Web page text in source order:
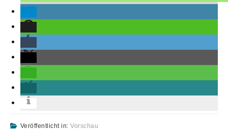
Veröffentlicht in: Vorschau